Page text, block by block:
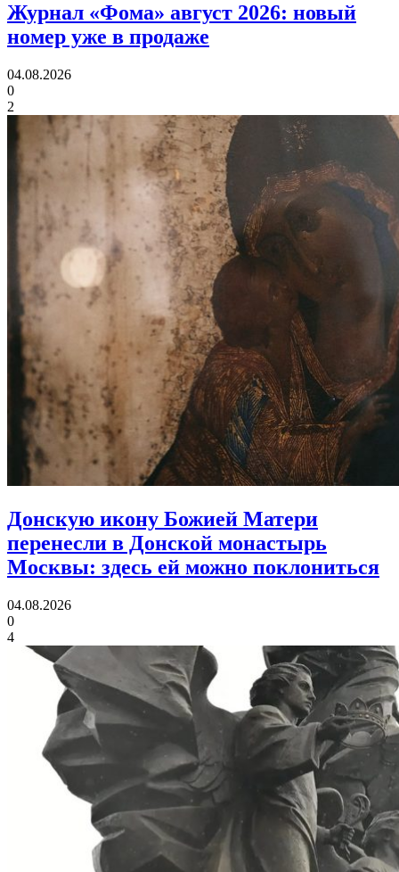
Журнал «Фома» август 2026: новый
номер уже в продаже
04.08.2026
0
2
Донскую икону Божией Матери
перенесли в Донской монастырь
Москвы: здесь ей можно поклониться
04.08.2026
0
4